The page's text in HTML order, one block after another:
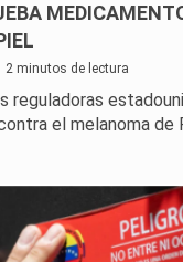
2 minutos de lectura
reguladoras
el melanoma de